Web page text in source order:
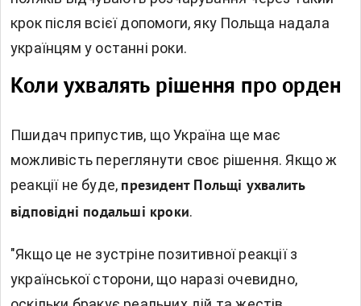
крок після всієї допомоги, яку Польща надала
українцям у останні роки.
Коли ухвалять рішення про орден
Пшидач припустив, що Україна ще має
можливість переглянути своє рішення. Якщо ж
реакції не буде, президент Польщі ухвалить
відповідні подальші кроки.
"Якщо це не зустріне позитивної реакції з
української сторони, що наразі очевидно,